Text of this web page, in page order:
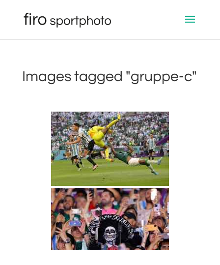
Images tagged "gruppe-c"